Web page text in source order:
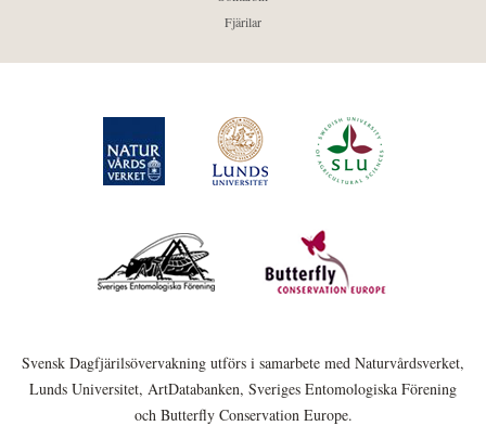
Fjärilar
Svensk Dagfjärilsövervakning utförs i samarbete med Naturvårdsverket,
Lunds Universitet, ArtDatabanken, Sveriges Entomologiska Förening
och Butterfly Conservation Europe.